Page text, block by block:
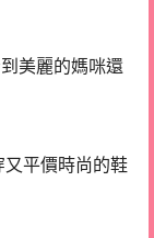
美麗的媽咪還
平價時尚的鞋